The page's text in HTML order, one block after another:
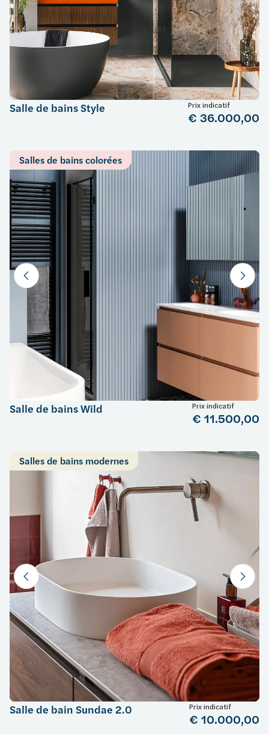
Salle de bains Style Prix indicatif
€ 36.000,00
Salles de bains colorées
Salle de bains Wild Prix indicatif
€ 11.500,00
Salles de bains modernes
Salle de bain Sundae 2.0 Prix indicatif
€ 10.000,00